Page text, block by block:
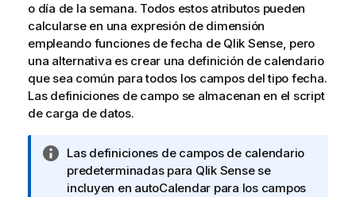
o día de la semana. Todos estos atributos pueden
calcularse en una expresión de dimensión
empleando funciones de fecha de Qlik Sense, pero
una alternativa es crear una definición de calendario
que sea común para todos los campos del tipo fecha.
Las definiciones de campo se almacenan en el script
de carga de datos.
N
o
t
Las definiciones de campos de calendario
predeterminadas para Qlik Sensese
incluyen en autoCalendar para los campos